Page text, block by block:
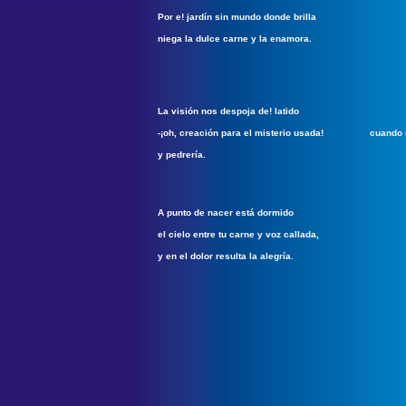
Por e! jardín sin mundo donde brilla
niega la dulce carne y la enamora.
La visión nos despoja de! latido
-¡oh, creación para el misterio usada! cuando
y pedrería.
A punto de nacer está dormido
el cielo entre tu carne y voz callada,
y en el dolor resulta la alegría.